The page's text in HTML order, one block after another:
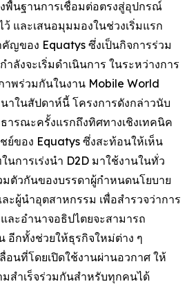
พื้นฐานการเชื่อมต่อตรงสู่อุปกรณ์
และเสนอมุมมองในช่วงเริ่มแรก
ญของ Equatys ซึ่งเป็นกิจการร่วม
ลังจะเริ่มดำเนินการ ในระหว่างการ
าพร่วมกันในงาน Mobile World
าในสัปดาห์นี้ โครงการดังกล่าวนับ
ารณะครั้งแรกถึงทิศทางเชิงเทคนิค
ย์ของ Equatys ซึ่งสะท้อนให้เห็น
การเร่งนำ D2D มาใช้งานในทั่ว
ตัวกันของบรรดาผู้กำหนดนโยบาย
ะผู้นำอุตสาหกรรม เพื่อสำรวจว่าการ
ละอำนาจอธิปไตยจะสามารถ
อีกทั้งช่วยให้ธุรกิจใหม่ต่าง ๆ
อนที่โดยเปิดใช้งานผ่านอวกาศ ให้
มสำเร็จร่วมกันสำหรับทุกคนได้